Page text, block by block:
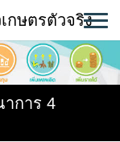
กษตรตัวจริง
าการ 4